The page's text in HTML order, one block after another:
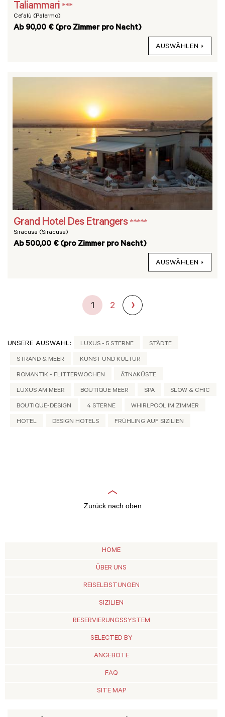
Taliammari ***
Cefalù (Palermo)
Ab 90,00 € (pro Zimmer pro Nacht)
AUSWÄHLEN
Grand Hotel Des Etrangers *****
Siracusa (Siracusa)
Ab 500,00 € (pro Zimmer pro Nacht)
AUSWÄHLEN
1 2
UNSERE AUSWAHL: LUXUS - 5 STERNE STÄDTE
STRAND & MEER KUNST UND KULTUR
ROMANTIK - FLITTERWOCHEN ÄTNAKÜSTE
LUXUS AM MEER BOUTIQUE MEER SPA SLOW & CHIC
BOUTIQUE-DESIGN 4 STERNE WHIRLPOOL IM ZIMMER
HOTEL DESIGN HOTELS FRÜHLING AUF SIZILIEN
Zurück nach oben
HOME
ÜBER UNS
REISELEISTUNGEN
SIZILIEN
RESERVIERUNGSSYSTEM
SELECTED BY
ANGEBOTE
FAQ
SITE MAP